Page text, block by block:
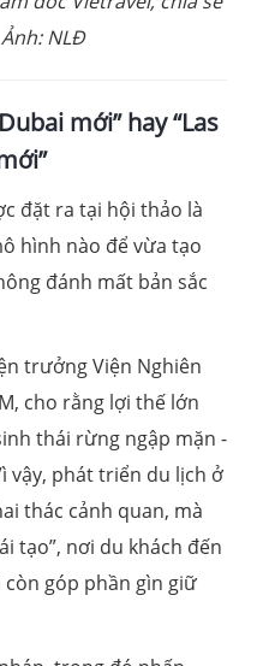
NLĐ
mới” hay “Las
đặt ra tại hội thảo là
hình nào để vừa tạo
đánh mất bản sắc
trưởng Viện Nghiên
cho rằng lợi thế lớn
thái rừng ngập mặn -
vậy, phát triển du lịch ở
thác cảnh quan, mà
tạo”, nơi du khách đến
góp phần gìn giữ